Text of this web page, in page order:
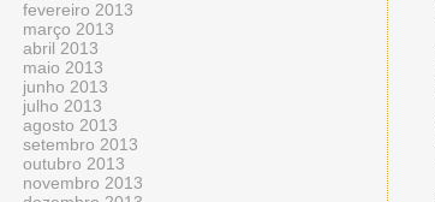
fevereiro 2013
março 2013
abril 2013
maio 2013
junho 2013
julho 2013
agosto 2013
setembro 2013
outubro 2013
novembro 2013